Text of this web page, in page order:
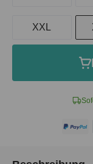
XXL